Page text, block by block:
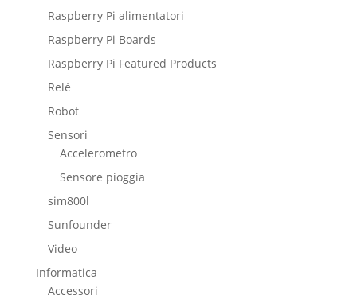
Raspberry Pi alimentatori
Raspberry Pi Boards
Raspberry Pi Featured Products
Relè
Robot
Sensori
Accelerometro
Sensore pioggia
sim800l
Sunfounder
Video
Informatica
Accessori